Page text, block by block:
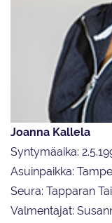
Joanna Kallela
Syntymäaika:
Asuinpaikka:
Seura: Tapparan
Valmentajat: